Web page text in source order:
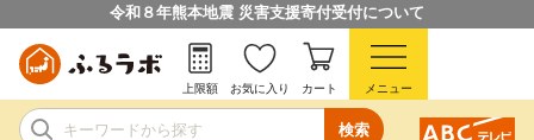
令和８年熊本地震 災害支援寄付受付について
検索
上限額 お気に入り カート メニュー